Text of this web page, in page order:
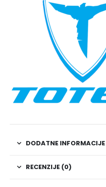
DODATNE INFORMACIJE
RECENZIJE (0)